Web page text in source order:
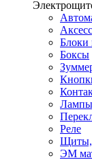
Блоки
Боксы
Лампы
Реле
Щиты,
ЭМ